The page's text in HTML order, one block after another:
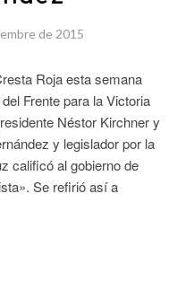
de 2015
Roja esta semana
Frente para la Victoria
Néstor Kirchner y
y legislador por la
calificó al gobierno de
Se refirió así a